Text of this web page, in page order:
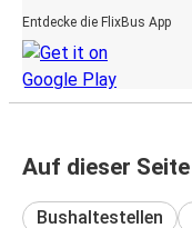
Entdecke die FlixBus App
Auf dieser Seite
Bushaltestellen